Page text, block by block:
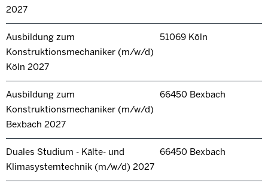
2027
Ausbildung zum
Konstruktionsmechaniker (m/w/d)
Köln 2027
51069 Köln
Ausbildung zum
Konstruktionsmechaniker (m/w/d)
Bexbach 2027
66450 Bexbach
Duales Studium - Kälte- und
Klimasystemtechnik (m/w/d) 2027
66450 Bexbach